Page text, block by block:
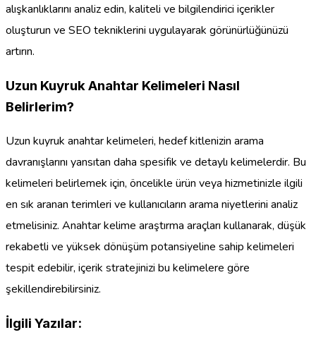
alışkanlıklarını analiz edin, kaliteli ve bilgilendirici içerikler
oluşturun ve SEO tekniklerini uygulayarak görünürlüğünüzü
artırın.
Uzun Kuyruk Anahtar Kelimeleri Nasıl
Belirlerim?
Uzun kuyruk anahtar kelimeleri, hedef kitlenizin arama
davranışlarını yansıtan daha spesifik ve detaylı kelimelerdir. Bu
kelimeleri belirlemek için, öncelikle ürün veya hizmetinizle ilgili
en sık aranan terimleri ve kullanıcıların arama niyetlerini analiz
etmelisiniz. Anahtar kelime araştırma araçları kullanarak, düşük
rekabetli ve yüksek dönüşüm potansiyeline sahip kelimeleri
tespit edebilir, içerik stratejinizi bu kelimelere göre
şekillendirebilirsiniz.
İlgili Yazılar: